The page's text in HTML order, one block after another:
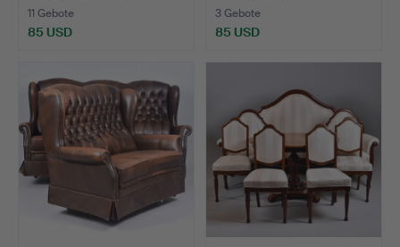
11 Gebote
85 USD
3 Gebote
85 USD